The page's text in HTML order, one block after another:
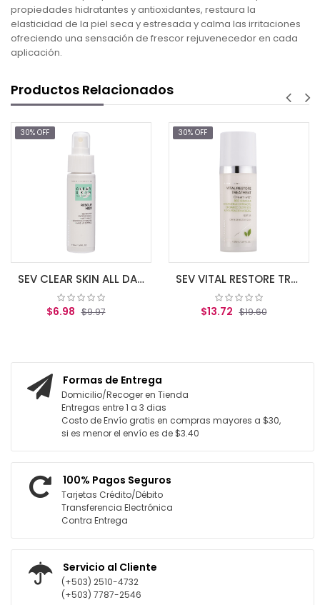
propiedades hidratantes y antioxidantes, restaura la
elasticidad de la piel seca y estresada y calma las irritaciones
ofreciendo una sensación de frescor rejuvenecedor en cada
aplicación.
Productos Relacionados
SEV CLEAR SKIN ALL DAY RESCUE MIST 50ml
30% OFF
SEV VITAL RESTORE TREATMENT SPF 15 50 ML (DRY-SENS SKIN)
$13.72
30% OFF
Formas de Entrega
Domicilio/Recoger en Tienda
Entregas entre 1 a 3 dias
Costo de Envío gratis en compras mayores a $30,
si es menor el envío es de $3.40
100% Pagos Seguros
Tarjetas Crédito/Débito
Transferencia Electrónica
Contra Entrega
Servicio al Cliente
(+503) 2510-4732
(+503) 7787-2546